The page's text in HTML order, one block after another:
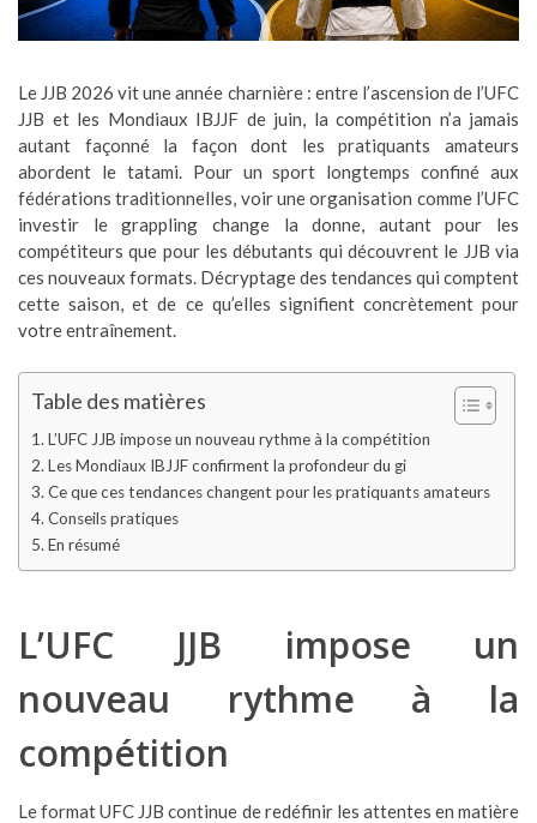
Le JJB 2026 vit une année charnière : entre l’ascension de l’UFC
JJB et les Mondiaux IBJJF de juin, la compétition n’a jamais
autant façonné la façon dont les pratiquants amateurs
abordent le tatami. Pour un sport longtemps confiné aux
fédérations traditionnelles, voir une organisation comme l’UFC
investir le grappling change la donne, autant pour les
compétiteurs que pour les débutants qui découvrent le JJB via
ces nouveaux formats. Décryptage des tendances qui comptent
cette saison, et de ce qu’elles signifient concrètement pour
votre entraînement.
Table des matières
L’UFC JJB impose un nouveau rythme à la compétition
Les Mondiaux IBJJF confirment la profondeur du gi
Ce que ces tendances changent pour les pratiquants amateurs
Conseils pratiques
En résumé
L’UFC JJB impose un
nouveau rythme à la
compétition
Le format UFC JJB continue de redéfinir les attentes en matière